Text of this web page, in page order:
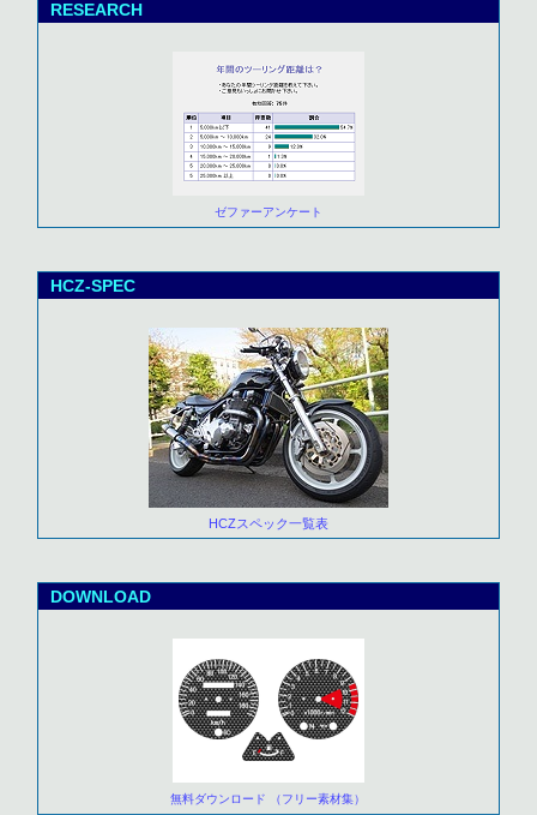
RESEARCH
ゼファーアンケート
HCZ-SPEC
HCZスペック一覧表
DOWNLOAD
無料ダウンロード （フリー素材集）